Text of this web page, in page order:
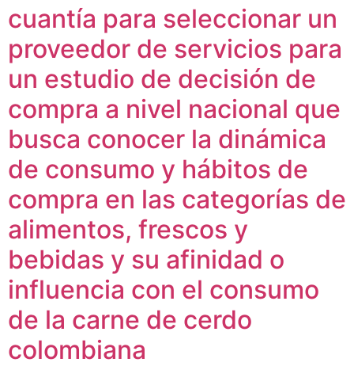
cuantía para seleccionar un
proveedor de servicios para
un estudio de decisión de
compra a nivel nacional que
busca conocer la dinámica
de consumo y hábitos de
compra en las categorías de
alimentos, frescos y
bebidas y su afinidad o
influencia con el consumo
de la carne de cerdo
colombiana